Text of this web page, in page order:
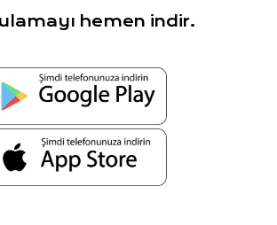
hemen indir.